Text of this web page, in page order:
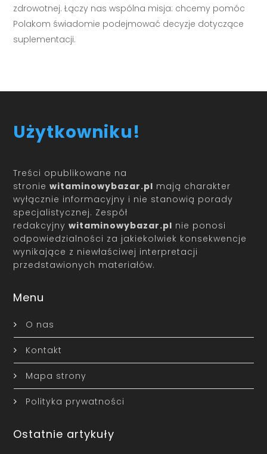
zdrowotnej. Łączy nas wspólna misja: chcemy pomóc
Polakom świadomie podejmować decyzje dotyczące
suplementacji.
Użytkowniku!
Treści opublikowane na
stroniewitaminowybazar.pl mają charakter
wyłącznie informacyjny i nie stanowią porady
specjalistycznej. Zespół
redakcyjnywitaminowybazar.pl nie ponosi
odpowiedzialności za jakiekolwiek konsekwencje
wynikające z niewłaściwej interpretacji
przedstawionych materiałów.
Menu
O nas
Kontakt
Mapa strony
Polityka prywatności
Ostatnie artykuły